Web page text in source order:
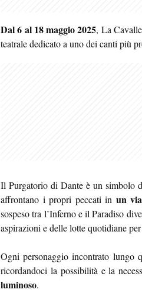
Dal 6 al 18 maggio 2025, La
teatrale dedicato a uno dei canti più
Il Purgatorio di Dante è un simbolo
affrontano i propri peccati in un
sospeso tra l’Inferno e il Paradiso
aspirazioni e delle lotte quotidiane
Ogni personaggio incontrato lungo
ricordandoci la possibilità e la
luminoso.